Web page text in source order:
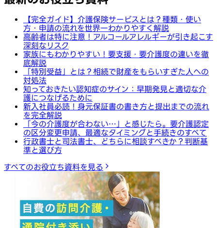
【完全ガイド】介護保険サービスとは？種類・使い
方・申請の流れを世界一わかりやすく解説
高齢者は特に注意！アルコールアレルギーが引き起こす
深刻なリスク
家族にもわかりやすい！要支援・要介護度の違いを徹
底解説
「特別受益」とは？相続で財産をもらいすぎた人への
対処法
知っておきたい認知症のサイン：早期発見と適切な介
護につなげるために
新入社員必読！身元保証書の書き方と提出までの流れ
を完全解説
「今の介護度が合わない…」と感じたら。要介護認定
の区分変更申請、最適なタイミングと手続きのすべて
行政書士と司法書士、どちらに相談すべきか？判断基
準と選び方
すべてのお役立ち資料を見る